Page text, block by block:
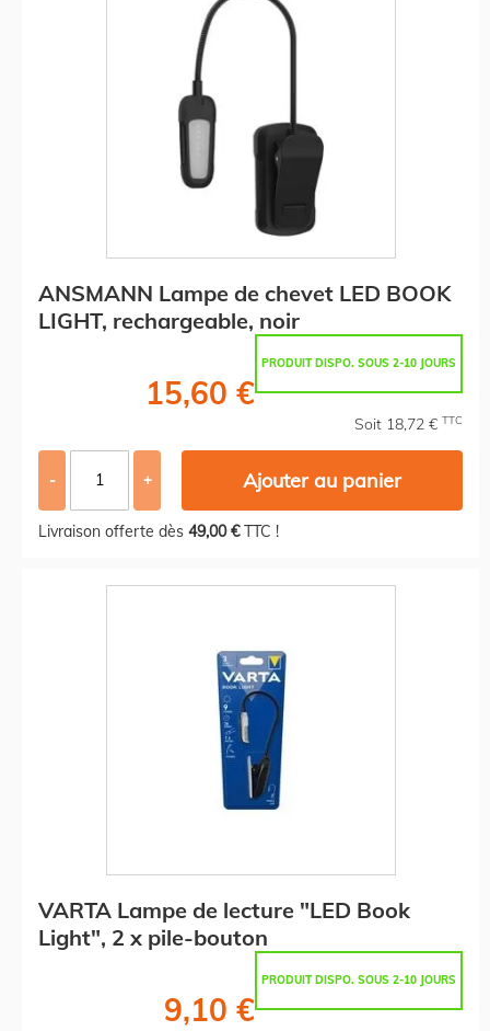
ANSMANN Lampe de chevet LED BOOK
LIGHT, rechargeable, noir
PRODUIT DISPO. SOUS 2-10 JOURS
15,60 €
Soit 18,72 € TTC
- + Ajouter au panier
Livraison offerte dès 49,00 €TTC !
VARTA Lampe de lecture "LED Book
Light", 2 x pile-bouton
PRODUIT DISPO. SOUS 2-10 JOURS
9,10 €